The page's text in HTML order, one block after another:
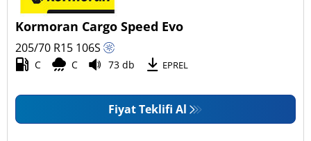
Kormoran Cargo Speed Evo
205/70 R15 106S
C C 73 db EPREL
Fiyat Teklifi Al